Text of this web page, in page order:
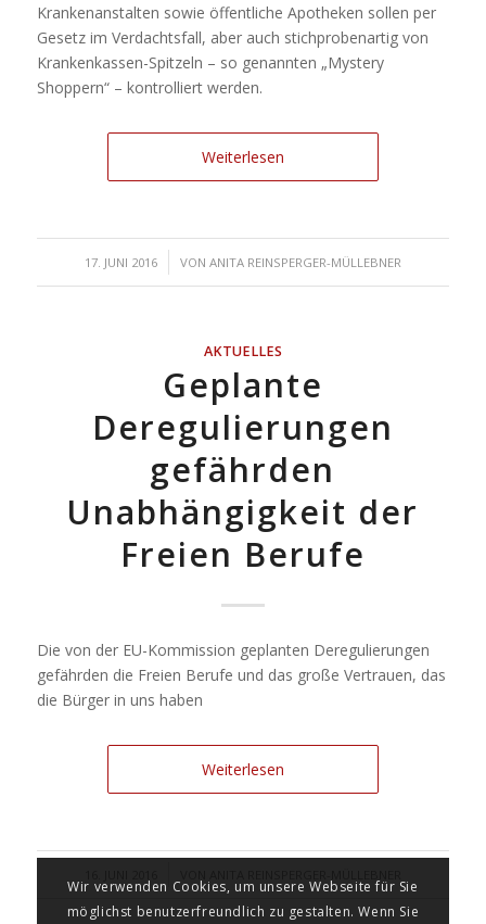
Krankenanstalten sowie öffentliche Apotheken sollen per
Gesetz im Verdachtsfall, aber auch stichprobenartig von
Krankenkassen-Spitzeln – so genannten „Mystery
Shoppern“ – kontrolliert werden.
Weiterlesen
17. JUNI 2016
/ VON ANITA REINSPERGER-MÜLLEBNER
AKTUELLES
Geplante
Deregulierungen
gefährden
Unabhängigkeit der
Freien Berufe
Die von der EU-Kommission geplanten Deregulierungen
gefährden die Freien Berufe und das große Vertrauen, das
die Bürger in uns haben
Weiterlesen
Wir verwenden Cookies, um unsere Webseite für Sie
möglichst benutzerfreundlich zu gestalten. Wenn Sie